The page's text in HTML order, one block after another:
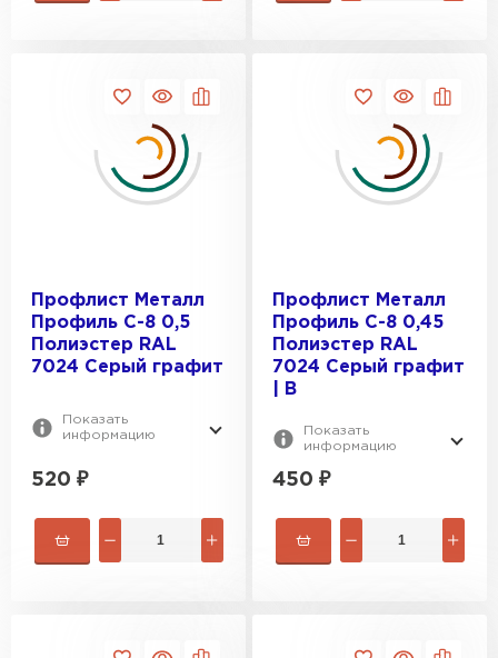
Профлист Металл
Профиль С-8 0,5
Полиэстер RAL
7024 Серый графит
Показать
информацию
520 ₽
Профлист Металл
Профиль С-8 0,45
Полиэстер RAL
7024 Серый графит
| B
Показать
информацию
450 ₽
Рулонная кровля
ПЕРЕЙТИ